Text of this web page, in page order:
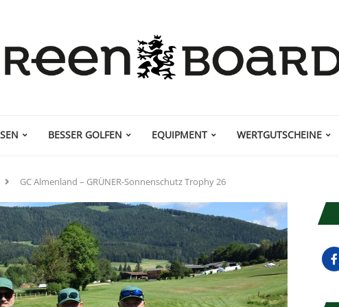
BESSER GOLFEN EQUIPMENT WERTGUTSCHEINE
GC Almenland – GRÜNER-Sonnenschutz Trophy 26